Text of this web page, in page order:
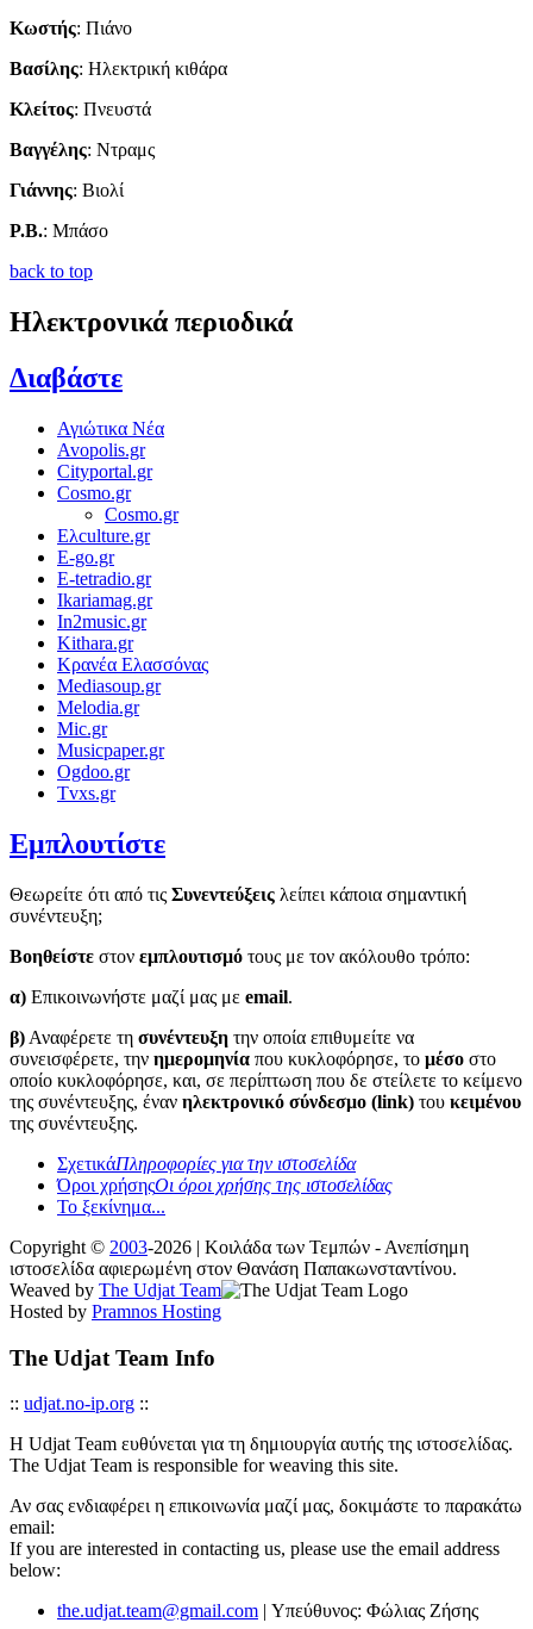
Κωστής: Πιάνο
Βασίλης: Ηλεκτρική κιθάρα
Κλείτος: Πνευστά
Βαγγέλης: Ντραμς
Γιάννης: Βιολί
P.B.: Μπάσο
back to top
Ηλεκτρονικά περιοδικά
Διαβάστε
Αγιώτικα Νέα
Avopolis.gr
Cityportal.gr
Cosmo.gr
Cosmo.gr
Ελculture.gr
E-go.gr
E-tetradio.gr
Ikariamag.gr
In2music.gr
Kithara.gr
Κρανέα Ελασσόνας
Mediasoup.gr
Melodia.gr
Mic.gr
Musicpaper.gr
Ogdoo.gr
Tvxs.gr
Εμπλουτίστε
Θεωρείτε ότι από τις Συνεντεύξεις λείπει κάποια σημαντική
συνέντευξη;
Βοηθείστε στον εμπλουτισμό τους με τον ακόλουθο τρόπο:
α) Επικοινωνήστε μαζί μας με email.
β) Αναφέρετε τη συνέντευξη την οποία επιθυμείτε να
συνεισφέρετε, την ημερομηνία που κυκλοφόρησε, το μέσο στο
οποίο κυκλοφόρησε, και, σε περίπτωση που δε στείλετε το κείμενο
της συνέντευξης, έναν ηλεκτρονικό σύνδεσμο (link) του κειμένου
της συνέντευξης.
ΣχετικάΠληροφορίες για την ιστοσελίδα
Όροι χρήσηςΟι όροι χρήσης της ιστοσελίδας
Το ξεκίνημα...
Copyright © 2003-2026 | Κοιλάδα των Τεμπών - Ανεπίσημη
ιστοσελίδα αφιερωμένη στον Θανάση Παπακωνσταντίνου.
Weaved by The Udjat Team
Hosted by Pramnos Hosting
The Udjat Team Info
:: udjat.no-ip.org ::
Η Udjat Team ευθύνεται για τη δημιουργία αυτής της ιστοσελίδας.
The Udjat Team is responsible for weaving this site.
Αν σας ενδιαφέρει η επικοινωνία μαζί μας, δοκιμάστε το παρακάτω
email:
If you are interested in contacting us, please use the email address
below:
the.udjat.team@gmail.com | Υπεύθυνος: Φώλιας Ζήσης